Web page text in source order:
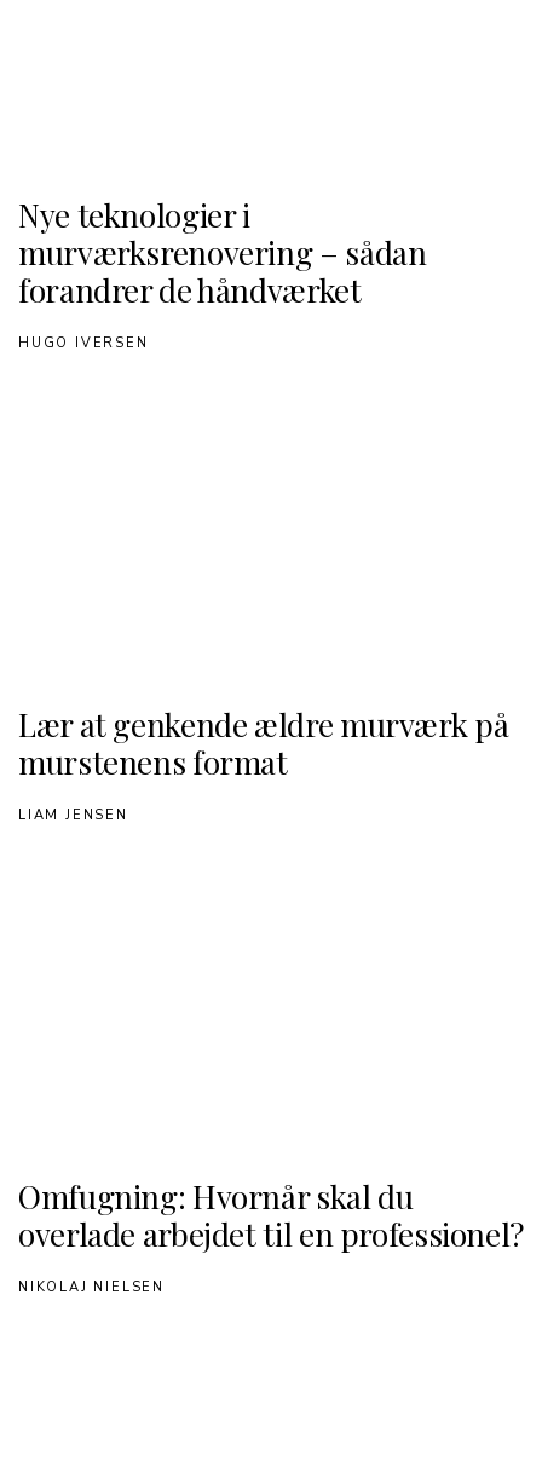
Nye teknologier i
murværksrenovering – sådan
forandrer de håndværket
HUGO IVERSEN
Lær at genkende ældre murværk på
murstenens format
LIAM JENSEN
Omfugning: Hvornår skal du
overlade arbejdet til en professionel?
NIKOLAJ NIELSEN